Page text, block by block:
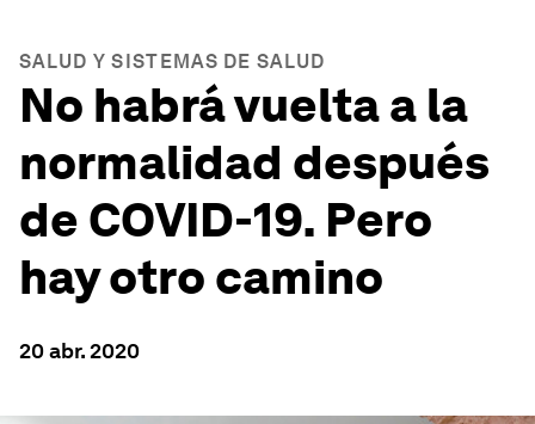
SALUD Y SISTEMAS DE SALUD
No habrá vuelta a la
normalidad después
de COVID-19. Pero
hay otro camino
20 abr. 2020